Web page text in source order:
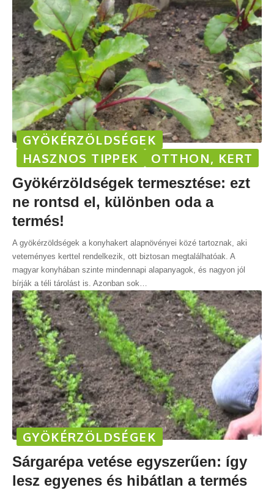
GYÖKÉRZÖLDSÉGEK
HASZNOS TIPPEK
OTTHON, KERT
Gyökérzöldségek termesztése: ezt
ne rontsd el, különben oda a
termés!
A gyökérzöldségek a konyhakert alapnövényei közé tartoznak, aki
veteményes kerttel rendelkezik, ott biztosan megtalálhatóak. A
magyar konyhában szinte mindennapi alapanyagok, és nagyon jól
bírják a téli tárolást is. Azonban sok
GYÖKÉRZÖLDSÉGEK
Sárgarépa vetése egyszerűen: így
lesz egyenes és hibátlan a termés